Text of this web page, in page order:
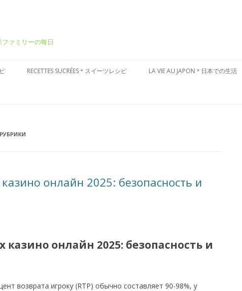
ァミリーの毎日
au
RECETTES SUCRÉES＊スイーツレシピ LA VIE AU JAPON＊日本での生活
онлайн 2025: безопасность и
онлайн 2025: безопасность и
возврата игроку (RTP) обычно составляет 90-98%, у